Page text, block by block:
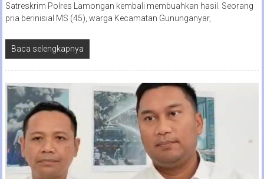
Satreskrim Polres Lamongan kembali membuahkan hasil. Seorang
pria berinisial MS (45), warga Kecamatan Gununganyar,
Baca selengkapnya